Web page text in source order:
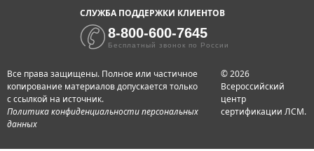
СЛУЖБА ПОДДЕРЖКИ КЛИЕНТОВ
8-800-600-7645
Бесплатный звонок по России
Все права защищены. Полное или частичное
копирование материалов допускается только
с ссылкой на источник.
Политика конфиденциальности персональных
данных
© 2026
Всероссийский
центр
сертификации ЛСМ.